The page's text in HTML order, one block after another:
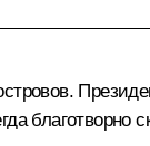
благотворно